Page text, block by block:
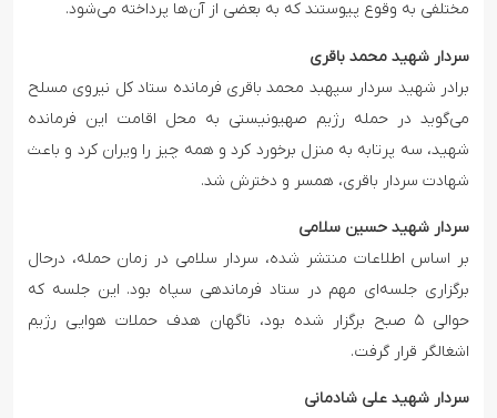
مختلفی به وقوع پیوستند که به بعضی از آن‌ها پرداخته می‌شود.
سردار شهید محمد باقری
برادر شهید سردار سپهبد محمد باقری فرمانده ستاد کل نیروی مسلح
می‌گوید در حمله رژیم صهیونیستی به محل اقامت این فرمانده
شهید، سه پرتابه به منزل برخورد کرد و همه چیز را ویران کرد و باعث
شهادت سردار باقری، همسر و دخترش شد.
سردار شهید حسین سلامی
بر اساس اطلاعات منتشر شده، سردار سلامی در زمان حمله، درحال
برگزاری جلسه‌ای مهم در ستاد فرماندهی سپاه بود. این جلسه که
حوالی ۵ صبح برگزار شده بود، ناگهان هدف حملات هوایی رژیم
اشغالگر قرار گرفت.
سردار شهید علی شادمانی